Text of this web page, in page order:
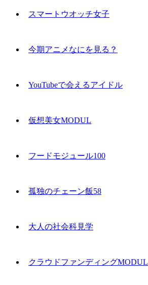
スマートウオッチ女子
今期アニメなにを見る？
YouTubeで会えるアイドル
仮想美女MODUL
フードモジュール100
孤独のチェーン飯58
大人の社会科見学
クラウドファンディングMODUL